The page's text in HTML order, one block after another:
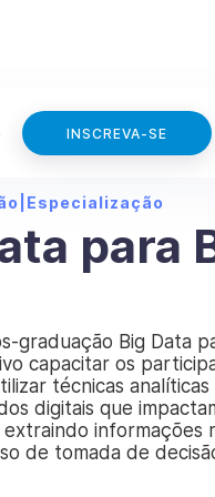
INSCREVA-SE
Especialização
para
graduação Big Data
capacitar os
técnicas
digitais que
extraindo informações
de tomada de